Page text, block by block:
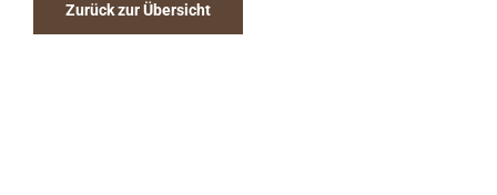
Zurück zur Übersicht